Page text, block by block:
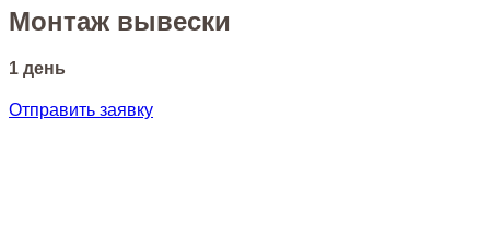
Монтаж вывески
1 день
Отправить заявку